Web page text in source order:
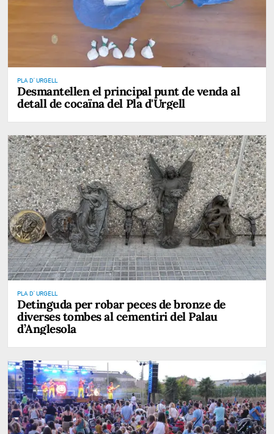
PLA D' URGELL
Desmantellen el principal punt de venda al
detall de cocaïna del Pla d'Urgell
PLA D' URGELL
Detinguda per robar peces de bronze de
diverses tombes al cementiri del Palau
d’Anglesola